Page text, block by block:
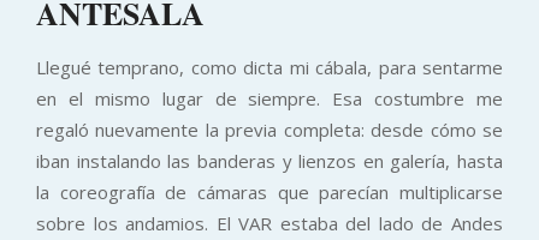
ANTESALA
Llegué temprano, como dicta mi cábala, para sentarme
en el mismo lugar de siempre. Esa costumbre me
regaló nuevamente la previa completa: desde cómo se
iban instalando las banderas y lienzos en galería, hasta
la coreografía de cámaras que parecían multiplicarse
sobre los andamios. El VAR estaba del lado de Andes